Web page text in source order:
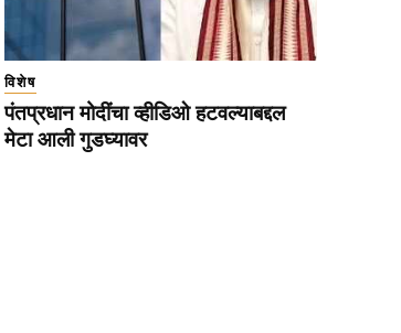
विशेष
पंतप्रधान मोदींचा व्हीडिओ हटवल्याबद्दल
मेटा आली गुडघ्यावर